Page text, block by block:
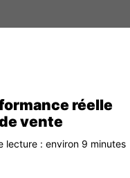
réelle
vente
lecture : environ 9 minutes